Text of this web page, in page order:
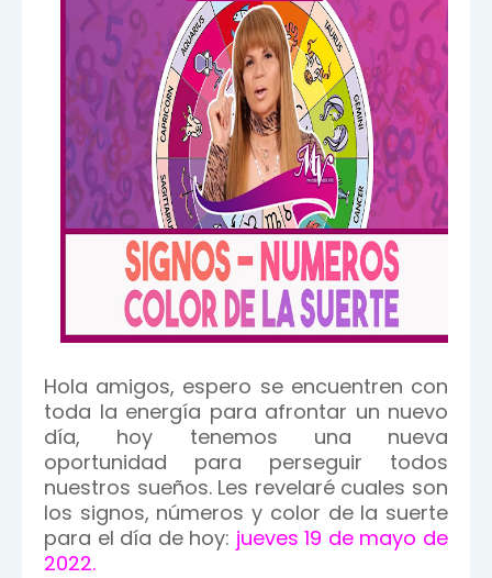
Hola amigos, espero se encuentren con
toda la energía para afrontar un nuevo
día, hoy tenemos una nueva
oportunidad para perseguir todos
nuestros sueños. Les revelaré cuales son
los signos, números y color de la suerte
para el día de hoy: jueves 19 de mayo de
2022.